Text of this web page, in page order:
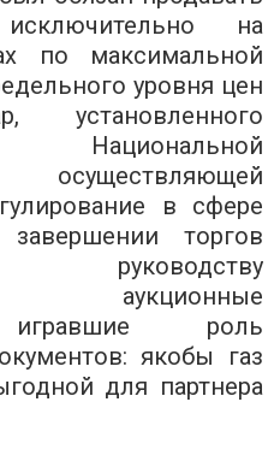
на
по максимальной
уровня цен
Национальной
в сфере
торгов
руководству
аукционные
игравшие роль
якобы газ
для партнера